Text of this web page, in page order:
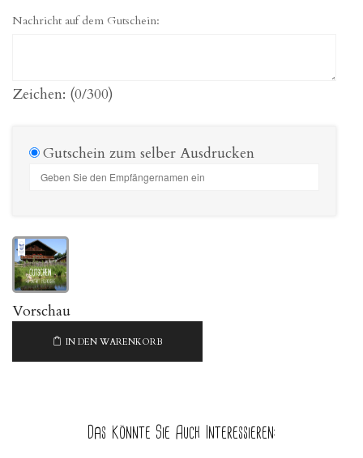
Nachricht auf dem Gutschein:
Zeichen: (0/300)
Gutschein zum selber Ausdrucken
Vorschau
IN DEN WARENKORB
Das Könnte Sie Auch Interessieren: